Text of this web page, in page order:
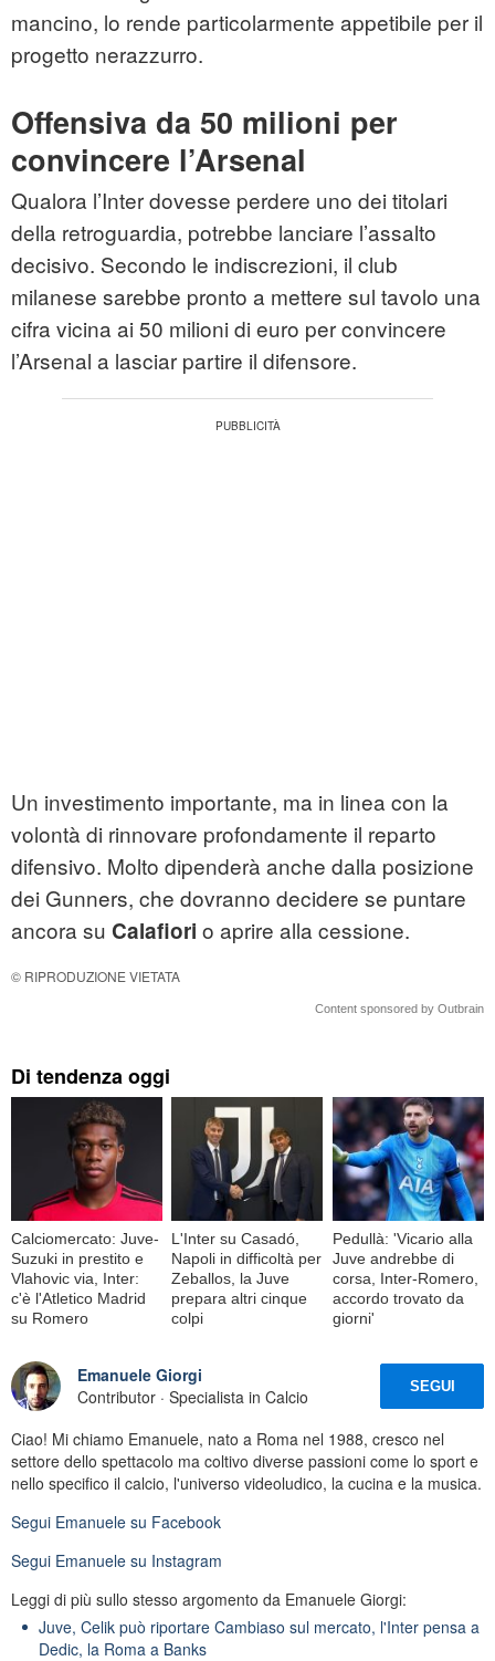
mancino, lo rende particolarmente appetibile per il
progetto nerazzurro.
Offensiva da 50 milioni per
convincere l’Arsenal
Qualora l’Inter dovesse perdere uno dei titolari
della retroguardia, potrebbe lanciare l’assalto
decisivo. Secondo le indiscrezioni, il club
milanese sarebbe pronto a mettere sul tavolo una
cifra vicina ai 50 milioni di euro per convincere
l’Arsenal a lasciar partire il difensore.
Un investimento importante, ma in linea con la
volontà di rinnovare profondamente il reparto
difensivo. Molto dipenderà anche dalla posizione
dei Gunners, che dovranno decidere se puntare
ancora su Calafiori o aprire alla cessione.
© RIPRODUZIONE VIETATA
Content sponsored by Outbrain
Di tendenza oggi
Calciomercato: Juve-
Suzuki in prestito e
Vlahovic via, Inter:
c'è l'Atletico Madrid
su Romero
L'Inter su Casadó,
Napoli in difficoltà per
Zeballos, la Juve
prepara altri cinque
colpi
Pedullà: 'Vicario alla
Juve andrebbe di
corsa, Inter-Romero,
accordo trovato da
giorni'
Emanuele Giorgi
Contributor · Specialista in Calcio
SEGUI
Ciao! Mi chiamo Emanuele, nato a Roma nel 1988, cresco nel
settore dello spettacolo ma coltivo diverse passioni come lo sport e
nello specifico il calcio, l'universo videoludico, la cucina e la musica.
Segui Emanuele su Facebook
Segui Emanuele su Instagram
Leggi di più sullo stesso argomento da Emanuele Giorgi:
Juve, Celik può riportare Cambiaso sul mercato, l'Inter pensa a
Dedic, la Roma a Banks